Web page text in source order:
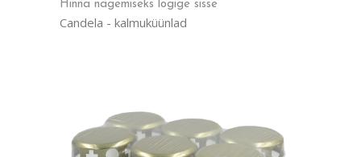
Candela - kalmuküünlad
Hinna nägemiseks logige sisse